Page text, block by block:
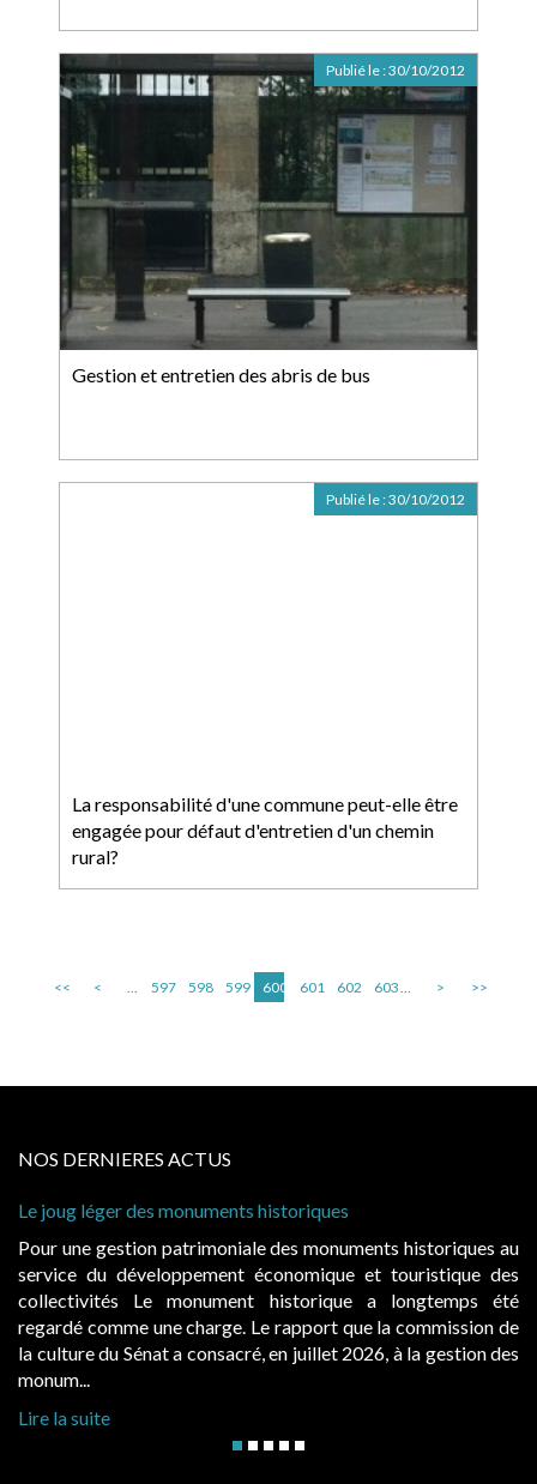
Gestion et entretien des abris de bus
Publié le :30/10/2012
La responsabilité d'une commune peut-elle être
engagée pour défaut d'entretien d'un chemin
rural?
Publié le :30/10/2012
<< < ... 597 598 599 600 601 602 603... > >>
NOS DERNIERES ACTUS
historiques
des monuments historiques au
économique et touristique des
historique a longtemps été
Le rapport que la commission de
en juillet 2026, à la gestion des
Cabines de plage : le juge
Evocatrices des bains de
également un beau sujet
public, elles donnent lieu
d’occupation. Saisies par